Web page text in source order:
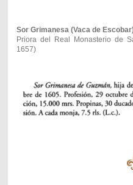
Sor Grimanesa (Vaca de
Priora del Real Monasterio de
1657)